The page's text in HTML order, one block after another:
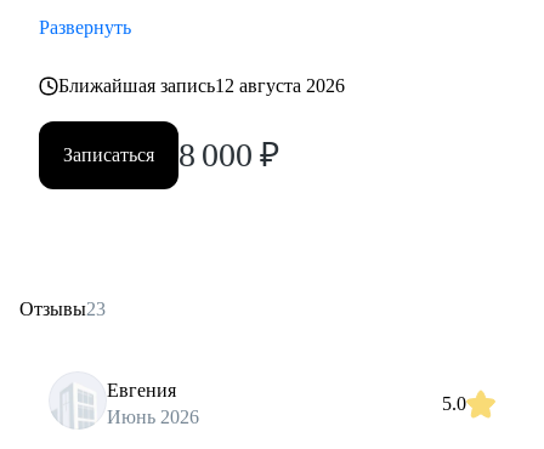
Развернуть
Ближайшая запись12 августа 2026
Записаться 8 000 ₽
Отзывы23
Евгения
Июнь 2026
5.0